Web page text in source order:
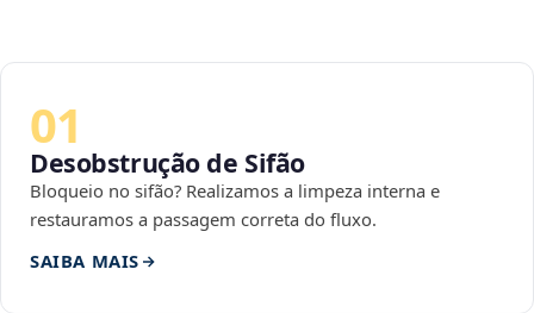
01
Desobstrução de Sifão
Bloqueio no sifão? Realizamos a limpeza interna e
restauramos a passagem correta do fluxo.
SAIBA MAIS